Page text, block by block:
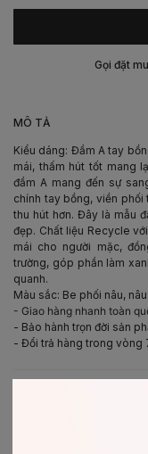
MÔ TẢ
Kiểu dáng: Đầm A tay
mái, thấm hút tốt mang
đầm A mang đến sự
chính tay bồng, viền
thu hút hơn. Đây là mẫu
đẹp. Chất liệu Recycle
mái cho người mặc,
trường, góp phần làm
quanh.
Màu sắc: Be phối nâu,
- Giao hàng nhanh toàn
- Bảo hành trọn đời sản
- Đổi trả hàng trong vòng
- Không giặt sản phẩm
Gọi đặt